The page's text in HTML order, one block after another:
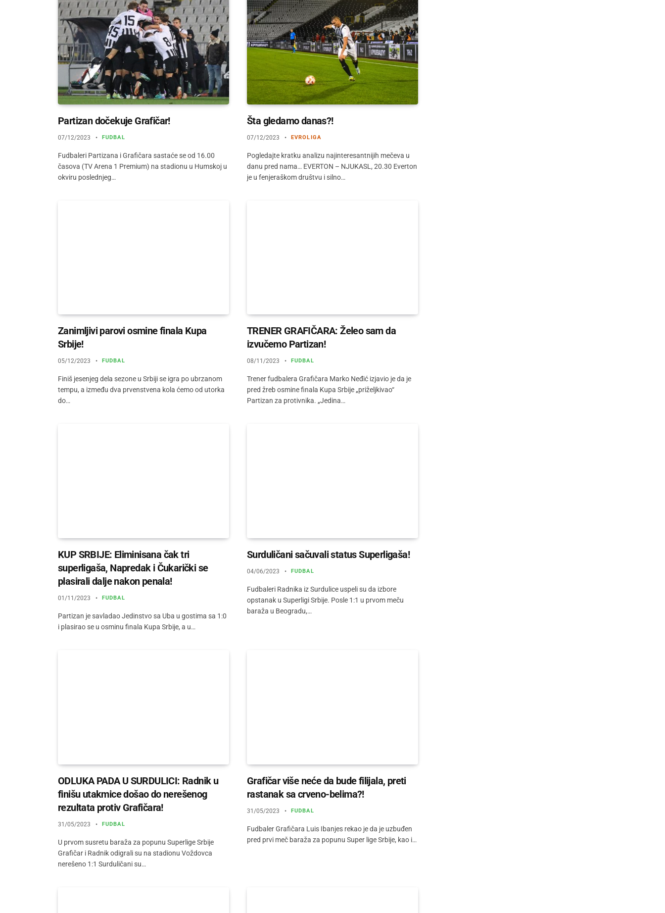
Partizan dočekuje Grafičar!
07/12/2023 FUDBAL
Fudbaleri Partizana i Grafičara sastaće se od 16.00
časova (TV Arena 1 Premium) na stadionu u Humskoj u
okviru poslednjeg…
Šta gledamo danas?!
07/12/2023 EVROLIGA
Pogledajte kratku analizu najinteresantnijih mečeva u
danu pred nama… EVERTON – NJUKASL, 20.30 Everton
je u fenjeraškom društvu i silno…
Zanimljivi parovi osmine finala Kupa
Srbije!
05/12/2023 FUDBAL
Finiš jesenjeg dela sezone u Srbiji se igra po ubrzanom
tempu, a između dva prvenstvena kola ćemo od utorka
do…
TRENER GRAFIČARA: Želeo sam da
izvučemo Partizan!
08/11/2023 FUDBAL
Trener fudbalera Grafičara Marko Neđić izjavio je da je
pred žreb osmine finala Kupa Srbije „priželjkivao“
Partizan za protivnika. „Jedina…
KUP SRBIJE: Eliminisana čak tri
superligaša, Napredak i Čukarički se
plasirali dalje nakon penala!
01/11/2023 FUDBAL
Partizan je savladao Jedinstvo sa Uba u gostima sa 1:0
i plasirao se u osminu finala Kupa Srbije, a u…
Surduličani sačuvali status Superligaša!
04/06/2023 FUDBAL
Fudbaleri Radnika iz Surdulice uspeli su da izbore
opstanak u Superligi Srbije. Posle 1:1 u prvom meču
baraža u Beogradu,…
ODLUKA PADA U SURDULICI: Radnik u
finišu utakmice došao do nerešenog
rezultata protiv Grafičara!
31/05/2023 FUDBAL
U prvom susretu baraža za popunu Superlige Srbije
Grafičar i Radnik odigrali su na stadionu Voždovca
nerešeno 1:1 Surduličani su…
Grafičar više neće da bude filijala, preti
rastanak sa crveno-belima?!
31/05/2023 FUDBAL
Fudbaler Grafičara Luis Ibanjes rekao je da je uzbuđen
pred prvi meč baraža za popunu Super lige Srbije, kao i…